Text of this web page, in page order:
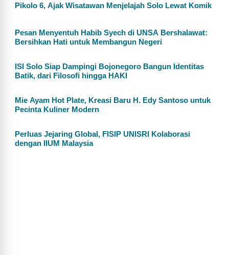
Pikolo 6, Ajak Wisatawan Menjelajah Solo Lewat Komik
Pesan Menyentuh Habib Syech di UNSA Bershalawat:
Bersihkan Hati untuk Membangun Negeri
ISI Solo Siap Dampingi Bojonegoro Bangun Identitas
Batik, dari Filosofi hingga HAKI
Mie Ayam Hot Plate, Kreasi Baru H. Edy Santoso untuk
Pecinta Kuliner Modern
Perluas Jejaring Global, FISIP UNISRI Kolaborasi
dengan IIUM Malaysia